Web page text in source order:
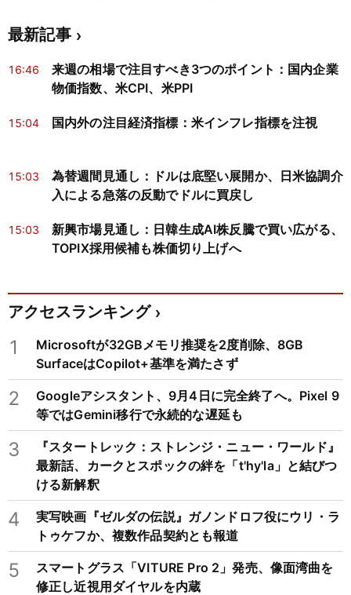
最新記事
16:46
来週の相場で注目すべき3つのポイント：国内企業
物価指数、米CPI、米PPI
15:04 国内外の注目経済指標：米インフレ指標を注視
15:03
為替週間見通し：ドルは底堅い展開か、日米協調介
入による急落の反動でドルに買戻し
15:03
新興市場見通し：日韓生成AI株反騰で買い広がる、
TOPIX採用候補も株価切り上げへ
アクセスランキング
1
Microsoftが32GBメモリ推奨を2度削除、8GB
SurfaceはCopilot+基準を満たさず
2
Googleアシスタント、9月4日に完全終了へ。Pixel 9
等ではGemini移行で永続的な遅延も
3
『スタートレック：ストレンジ・ニュー・ワールド』
最新話、カークとスポックの絆を「t'hy'la」と結びつ
ける新解釈
4
実写映画『ゼルダの伝説』ガノンドロフ役にウリ・ラ
トゥケフか、複数作品契約とも報道
5
スマートグラス「VITURE Pro 2」発売、像面湾曲を
修正し近視用ダイヤルを内蔵